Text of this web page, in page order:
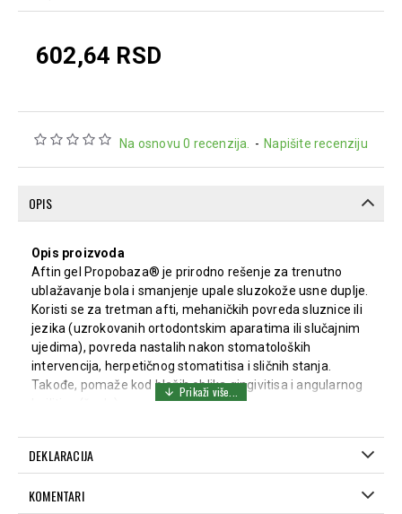
Na osnovu 0 recenzija. - Napišite recenziju
602,64 RSD
OPIS
Opis proizvoda
Aftin gel Propobaza® je prirodno rešenje za trenutno
ublažavanje bola i smanjenje upale sluzokože usne duplje.
Koristi se za tretman afti, mehaničkih povreda sluznice ili
jezika (uzrokovanih ortodontskim aparatima ili slučajnim
ujedima), povreda nastalih nakon stomatoloških
intervencija, herpetičnog stomatitisa i sličnih stanja.
Takođe, pomaže kod blažih oblika gingivitisa i angularnog
formira mehaničku barijeru, štiti od mikroorganizama i
DEKLARACIJA
KOMENTARI